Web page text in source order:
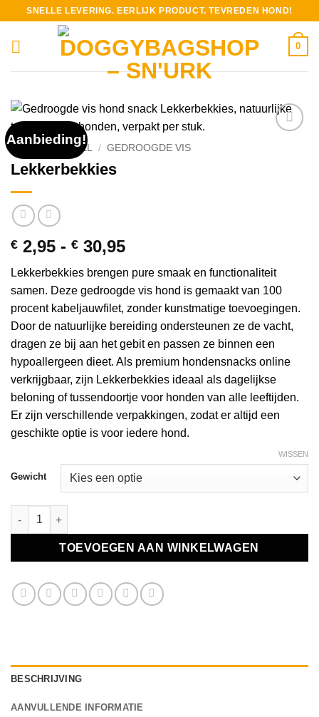
inhoud
SNELLE LEVERING. EERLIJK PRODUCT. TEVREDEN HOND!
0
Aanbieding!
WINKEL / GEDROOGDE VIS
Lekkerbekkies
€ 2,95 - € 30,95Prijsklasse:
tot
€ 30,95
Lekkerbekkies brengen pure smaak en functionaliteit
samen. Deze gedroogde vis hond is gemaakt van 100
procent kabeljauwfilet, zonder kunstmatige toevoegingen.
Door de natuurlijke bereiding ondersteunen ze de vacht,
dragen ze bij aan het gebit en passen ze binnen een
hypoallergeen dieet. Als premium hondensnacks online
verkrijgbaar, zijn Lekkerbekkies ideaal als dagelijkse
beloning of tussendoortje voor honden van alle leeftijden.
Er zijn verschillende verpakkingen, zodat er altijd een
geschikte optie is voor iedere hond.
Gewicht
WISSEN
Lekkerbekkies aantal
TOEVOEGEN AAN WINKELWAGEN
BESCHRIJVING
AANVULLENDE INFORMATIE